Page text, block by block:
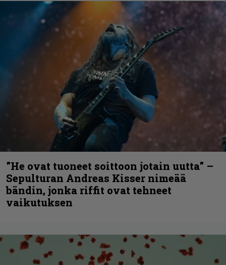
”He ovat tuoneet soittoon jotain uutta” –
Sepulturan Andreas Kisser nimeää
bändin, jonka riffit ovat tehneet
vaikutuksen